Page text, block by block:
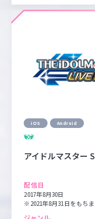
iOS Android
アイドルマスター
配信日
2017年8月30日
※2021年8月31日をもち